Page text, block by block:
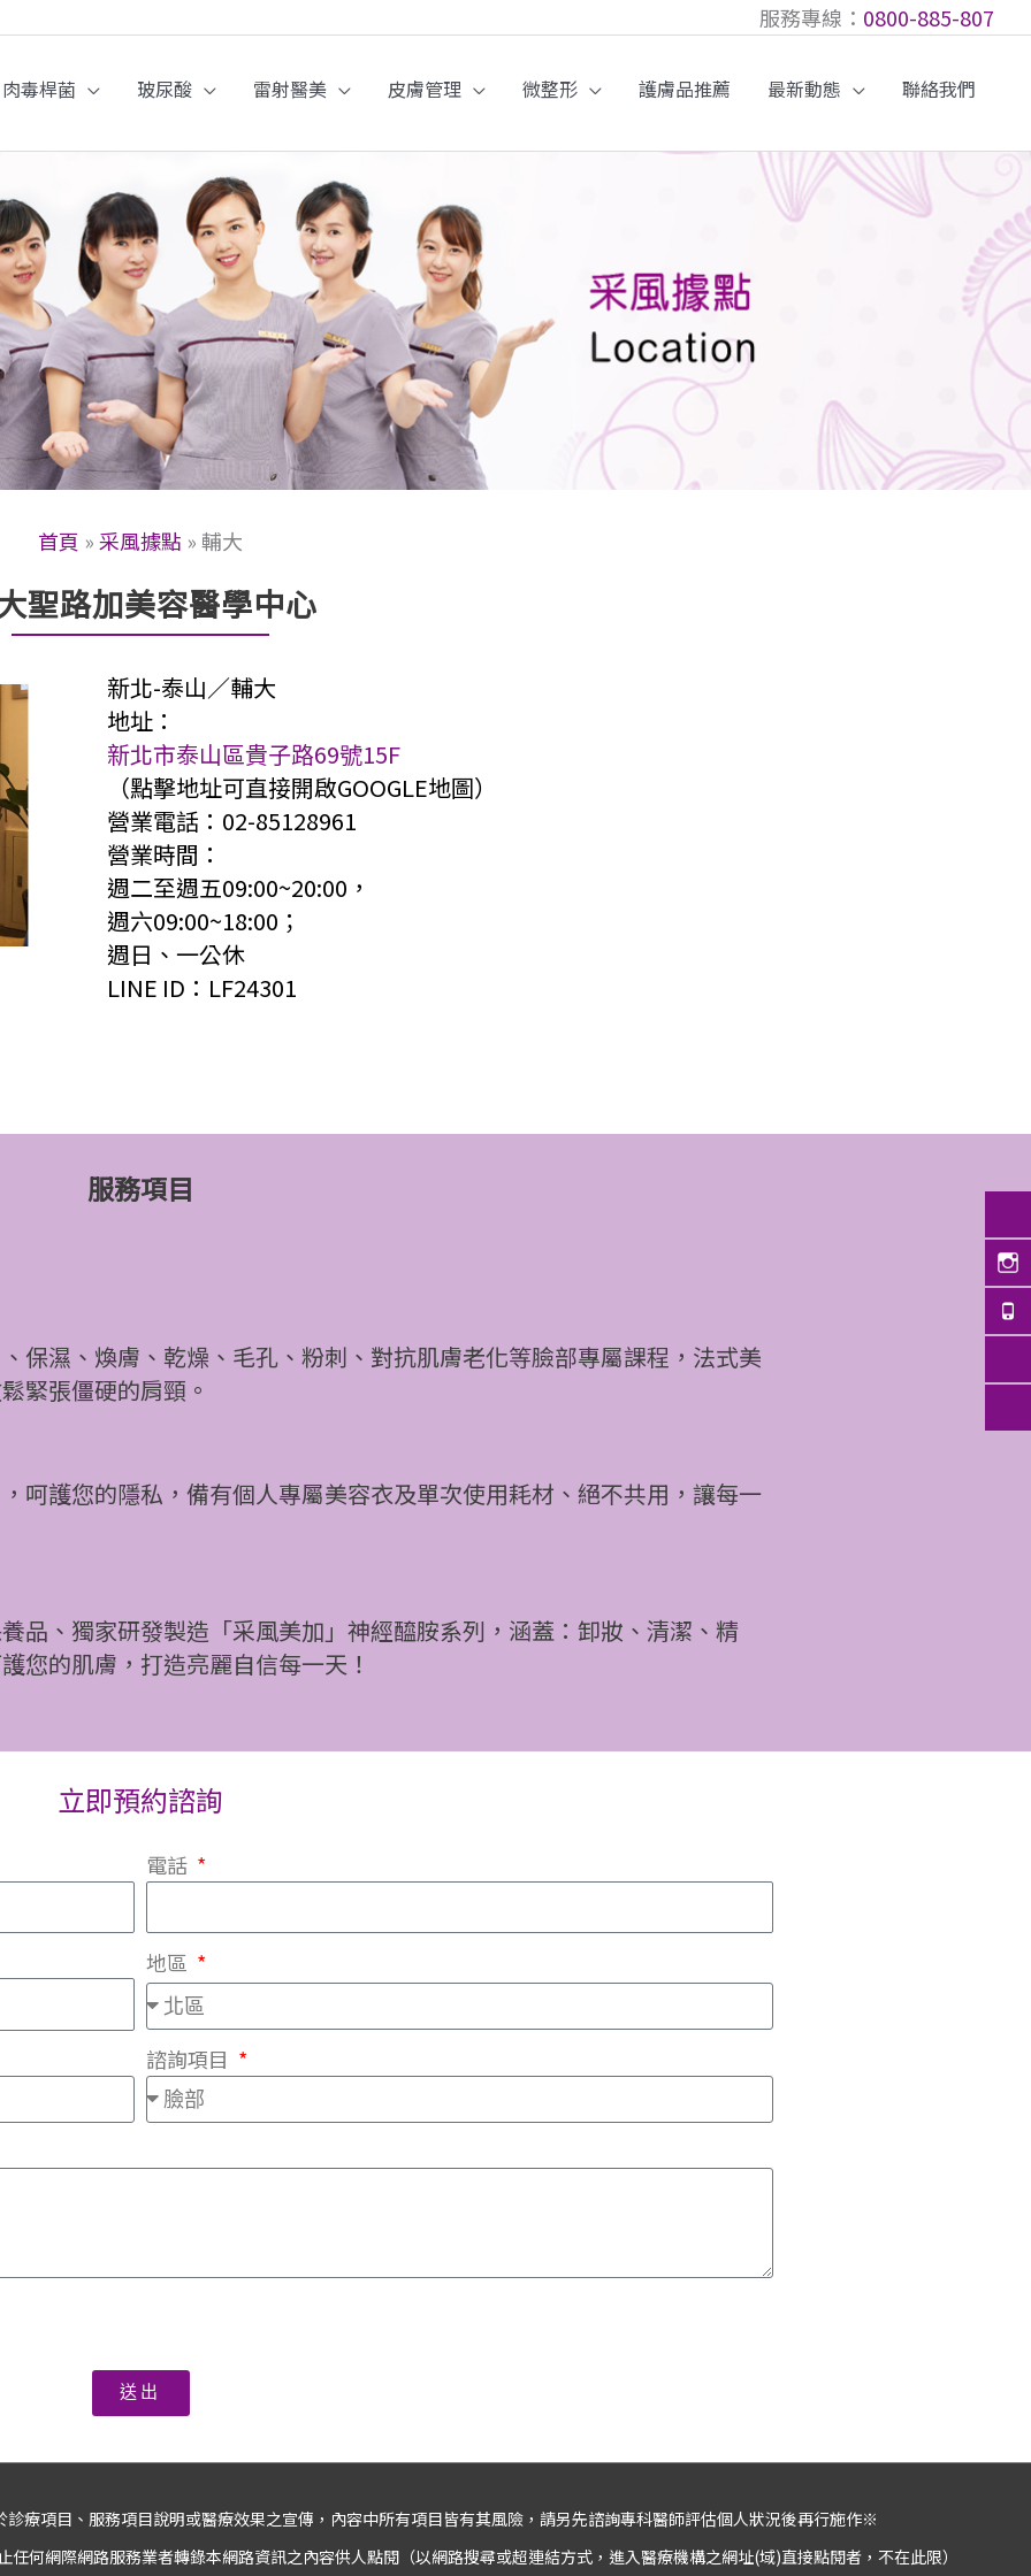
服務專線： 0800-885-807
肉毒桿菌 玻尿酸 雷射醫美 皮膚管理 微整形 護膚品推薦 最新動態 聯絡我們
首頁 »采風據點 »輔大
聖路加美容醫學中心
新北-泰山／輔大
地址：
新北市泰山區貴子路69號15F
（點擊地址可直接開啟GOOGLE地圖）
營業電話：02-85128961
營業時間：
週二至週五09:00~20:00，
週六09:00~18:00；
週日、一公休
LINE ID：LF24301
服務項目
保濕、煥膚、乾燥、毛孔、粉刺、對抗肌膚老化等臉部專屬課程，法式美
緊張僵硬的肩頸。
呵護您的隱私，備有個人專屬美容衣及單次使用耗材、絕不共用，讓每一
品、獨家研發製造「采風美加」神經醯胺系列，涵蓋：卸妝、清潔、精
您的肌膚，打造亮麗自信每一天！
立即預約諮詢
電話
地區
諮詢項目
送出
療項目、服務項目說明或醫療效果之宣傳，內容中所有項目皆有其風險，請另先諮詢專科醫師評估個人狀況後再行施作※
何網際網路服務業者轉錄本網路資訊之內容供人點閱（以網路搜尋或超連結方式，進入醫療機構之網址(域)直接點閱者，不在此限）